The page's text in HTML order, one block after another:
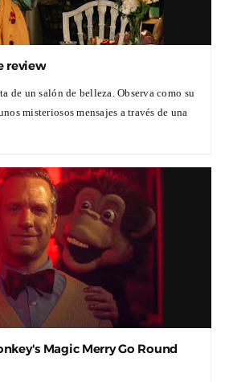
review
de un salón de belleza. Observa como su
misteriosos mensajes a través de una
Magic Merry Go Round